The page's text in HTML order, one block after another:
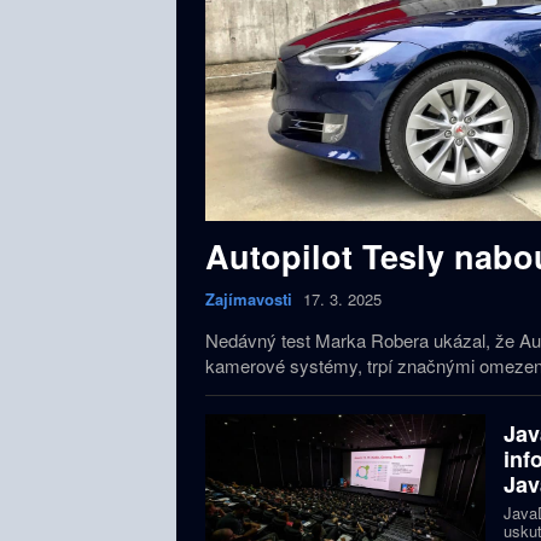
Autopilot Tesly
Zajímavosti 17. 3. 2025
Nedávný test Marka Robera ukázal, že
kamerové systémy, trpí značnými